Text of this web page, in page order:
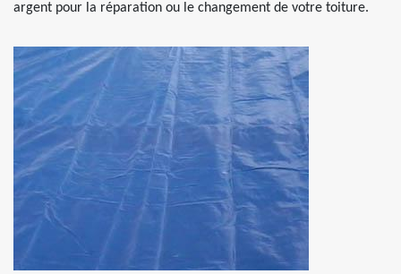
argent pour la réparation ou le changement de votre toiture.